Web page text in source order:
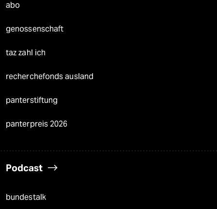
abo
genossenschaft
taz zahl ich
recherchefonds ausland
panterstiftung
panterpreis 2026
Podcast
bundestalk